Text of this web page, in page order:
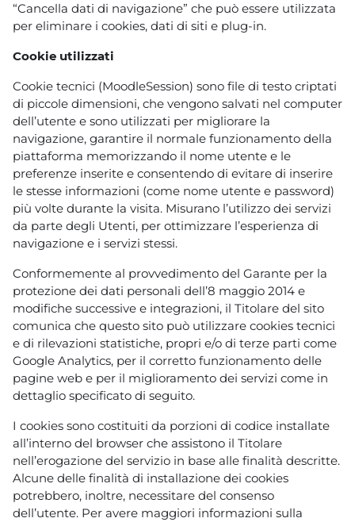
“Cancella dati di navigazione” che può essere utilizzata
per eliminare i cookies, dati di siti e plug-in.
Cookie utilizzati
Cookie tecnici (MoodleSession) sono file di testo criptati
di piccole dimensioni, che vengono salvati nel computer
dell’utente e sono utilizzati per migliorare la
navigazione, garantire il normale funzionamento della
piattaforma memorizzando il nome utente e le
preferenze inserite e consentendo di evitare di inserire
le stesse informazioni (come nome utente e password)
più volte durante la visita. Misurano l’utilizzo dei servizi
da parte degli Utenti, per ottimizzare l’esperienza di
navigazione e i servizi stessi.
Conformemente al provvedimento del Garante per la
protezione dei dati personali dell’8 maggio 2014 e
modifiche successive e integrazioni, il Titolare del sito
comunica che questo sito può utilizzare cookies tecnici
e di rilevazioni statistiche, propri e/o di terze parti come
Google Analytics, per il corretto funzionamento delle
pagine web e per il miglioramento dei servizi come in
dettaglio specificato di seguito.
I cookies sono costituiti da porzioni di codice installate
all’interno del browser che assistono il Titolare
nell’erogazione del servizio in base alle finalità descritte.
Alcune delle finalità di installazione dei cookies
potrebbero, inoltre, necessitare del consenso
dell’utente. Per avere maggiori informazioni sulla